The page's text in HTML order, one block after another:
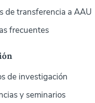
de transferencia a AAU
frecuentes
de investigación
y seminarios